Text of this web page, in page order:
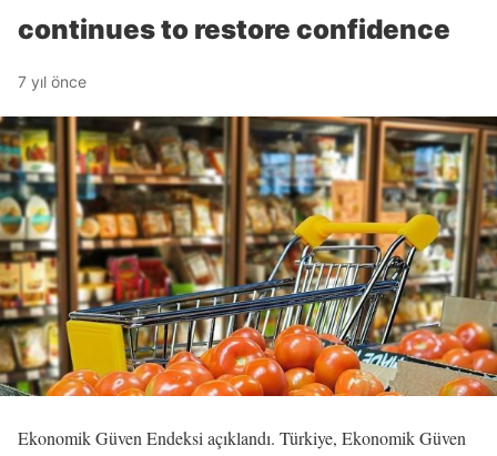
continues to restore confidence
7 yıl önce
Ekonomik Güven Endeksi açıklandı. Türkiye, Ekonomik Güven